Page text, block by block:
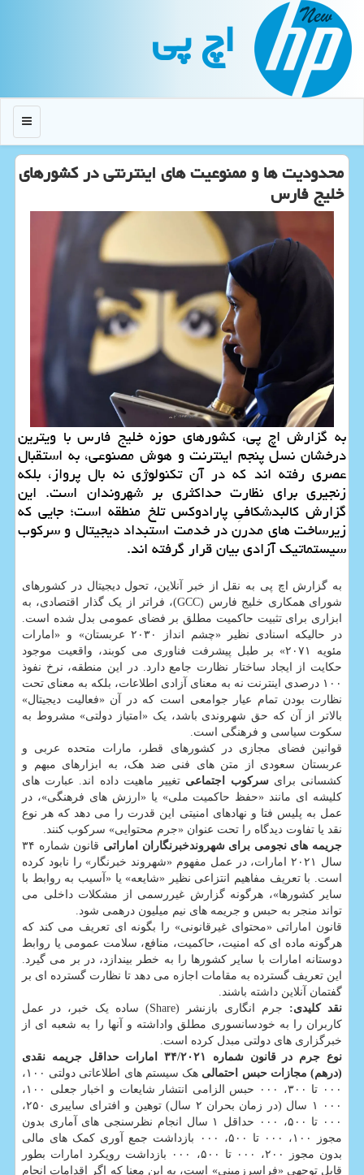
اچ پی
منو
محدودیت ها و ممنوعیت های اینترنتی در کشورهای
خلیج فارس
به گزارش اچ پی، کشورهای حوزه خلیج فارس با ویترین
درخشان نسل پنجم اینترنت و هوش مصنوعی، به استقبال
عصری رفته اند که در آن تکنولوژی نه بال پرواز، بلکه
زنجیری برای نظارت حداکثری بر شهروندان است. این
گزارش کالبدشکافیِ پارادوکس تلخ منطقه است؛ جایی که
زیرساخت های مدرن در خدمت استبداد دیجیتال و سرکوب
سیستماتیک آزادی بیان قرار گرفته اند.
به گزارش اچ پی به نقل از خبر آنلاین، تحول دیجیتال در کشورهای
شورای همکاری خلیج فارس (GCC)، فراتر از یک گذار اقتصادی، به
ابزاری برای تثبیت حاکمیت مطلق بر فضای عمومی بدل شده است.
در حالیکه اسنادی نظیر «چشم انداز ۲۰۳۰ عربستان» و «امارات
مئویه ۲۰۷۱» بر طبل پیشرفت فناوری می کوبند، واقعیت موجود
حکایت از ایجاد ساختار نظارت جامع دارد. در این منطقه، نرخ نفوذ
۱۰۰ درصدی اینترنت نه به معنای آزادی اطلاعات، بلکه به معنای تحت
نظارت بودن تمام عیار جوامعی است که در آن «فعالیت دیجیتال»
بالاتر از آن که حق شهروندی باشد، یک «امتیاز دولتی» مشروط به
سکوت سیاسی و فرهنگی است.
قوانین فضای مجازی در کشورهای قطر، مارات متحده عربی و
عربستان سعودی از متن های فنی ضد هک، به ابزارهای مبهم و
کشسانی برایسرکوب اجتماعی تغییر ماهیت داده اند. عبارت های
کلیشه ای مانند «حفظ حاکمیت ملی» یا «ارزش های فرهنگی»، در
عمل به پلیس فتا و نهادهای امنیتی این قدرت را می دهد که هر نوع
نقد یا تفاوت دیدگاه را تحت عنوان «جرم محتوایی» سرکوب کنند.
جریمه های نجومی برای شهروندخبرنگاران اماراتی
قانون شماره ۳۴
سال ۲۰۲۱ امارات، در عمل مفهوم «شهروند خبرنگار» را نابود کرده
است. با تعریف مفاهیم انتزاعی نظیر «شایعه» یا «آسیب به روابط با
سایر کشورها»، هرگونه گزارش غیررسمی از مشکلات داخلی می
تواند منجر به حبس و جریمه های نیم میلیون درهمی شود.
قانون اماراتی «محتوای غیرقانونی» را بگونه ای تعریف می کند که
هرگونه ماده ای که امنیت، حاکمیت، منافع، سلامت عمومی یا روابط
دوستانه امارات با سایر کشورها را به خطر بیندازد، در بر می گیرد.
این تعریف گسترده به مقامات اجازه می دهد تا نظارت گسترده ای بر
گفتمان آنلاین داشته باشند.
نقد کلیدی:
جرم انگاری بازنشر (Share) ساده یک خبر، در عمل
کاربران را به خودسانسوری مطلق واداشته و آنها را به شعبه ای از
خبرگزاری های دولتی مبدل کرده است.
نوع جرم در قانون شماره ۳۴/۲۰۲۱ امارات
حداقل جریمه نقدی
(درهم) مجازات حبس احتمالی
هک سیستم های اطلاعاتی دولتی ۱۰۰،
۰۰۰ تا ۳۰۰، ۰۰۰ حبس الزامی انتشار شایعات و اخبار جعلی ۱۰۰،
۰۰۰ ۱ سال (در زمان بحران ۲ سال) توهین و افترای سایبری ۲۵۰،
۰۰۰ تا ۵۰۰، ۰۰۰ حداقل ۱ سال انجام نظرسنجی های آماری بدون
مجوز ۱۰۰، ۰۰۰ تا ۵۰۰، ۰۰۰ بازداشت جمع آوری کمک های مالی
بدون مجوز ۲۰۰، ۰۰۰ تا ۵۰۰، ۰۰۰ بازداشت رویکرد امارات بطور
قابل توجهی «فراسرزمینی» است، به این معنا که اگر اقدامات انجام